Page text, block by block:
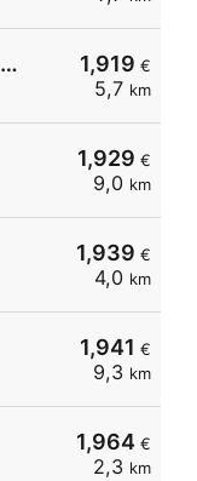
1,919 €
5,7 km
ESSO TRAPPES LUTHER KING - CARREFOUR EXPRESS
1,929 €
9,0 km
1,939 €
4,0 km
1,941 €
9,3 km
1,964 €
2,3 km